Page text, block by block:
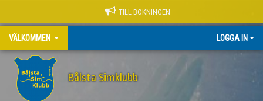
TILL BOKNINGEN
VÄLKOMMEN LOGGA IN
Bålsta Simklubb